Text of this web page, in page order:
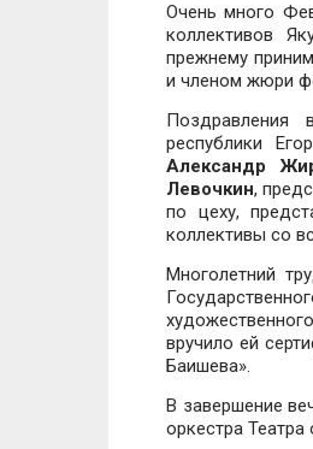
Очень много
коллективов
прежнему
и членом жюри
Поздравления
республики
Александр
Левочкин,
по цеху,
коллективы со
Многолетний
вручило ей
Баишева».
В завершение
оркестра